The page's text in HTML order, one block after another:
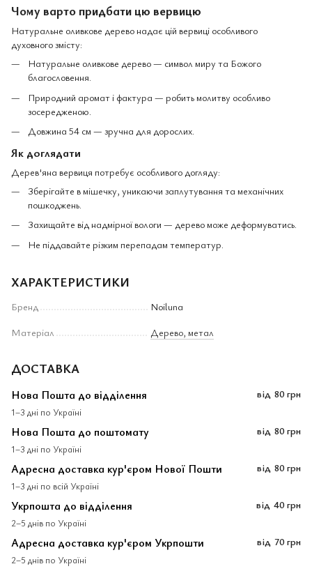
Чому варто придбати цю вервицю
Натуральне оливкове дерево надає цій вервиці особливого
духовного змісту:
Натуральне оливкове дерево — символ миру та Божого
благословення.
Природний аромат і фактура — робить молитву особливо
зосередженою.
Довжина 54 см — зручна для дорослих.
Як доглядати
Дерев'яна вервиця потребує особливого догляду:
Зберігайте в мішечку, уникаючи заплутування та механічних
пошкоджень.
Захищайте від надмірної вологи — дерево може деформуватись.
Не піддавайте різким перепадам температур.
ХАРАКТЕРИСТИКИ
Бренд
Noiluna
Матеріал
Дерево, метал
ДОСТАВКА
Нова Пошта до відділення
1–3 дні по Україні
від 80 грн
Нова Пошта до поштомату
1–3 дні по Україні
від 80 грн
Адресна доставка кур'єром Нової Пошти
1–3 дні по всій Україні
від 80 грн
Укрпошта до відділення
2–5 днів по Україні
від 40 грн
Адресна доставка кур'єром Укрпошти
2–5 днів по Україні
від 70 грн